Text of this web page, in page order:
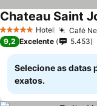
5 Estrelas Hotel Café
Ver preços
9,2 Excelente 5.453
Selecione as datas
exatos.